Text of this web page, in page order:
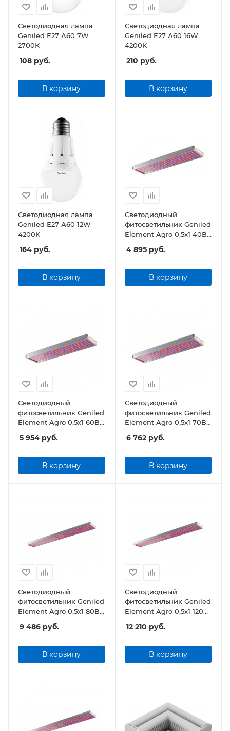
Светодиодная лампа
Geniled Е27 А60 7W
2700К
108 руб.
В корзину
Светодиодная лампа
Geniled Е27 А60 16W
4200K
210 руб.
В корзину
Светодиодная лампа
Geniled Е27 А60 12W
4200K
164 руб.
В корзину
Светодиодный
фитосветильник Geniled
Element Agro 0,5х1 40Вт
4 895руб.
В корзину
Светодиодный
фитосветильник Geniled
Element Agro 0,5х1 60Вт
5 954 руб.
В корзину
Светодиодный
фитосветильник Geniled
Element Agro 0,5х1 70Вт
6 762руб.
В корзину
Светодиодный
фитосветильник Geniled
Element Agro 0,5х1 80Вт
9 486 руб.
В корзину
Светодиодный
фитосветильник Geniled
Element Agro 0,5х1 120Вт
12 210 руб.
В корзину